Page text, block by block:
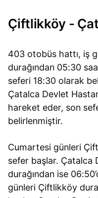
Çiftlikköy -
403 otobüs hattı, iş
durağından 05:30
seferi 18:30 olarak
Çatalca Devlet
hareket eder, son
belirlenmiştir.
Cumartesi günleri
sefer başlar. Çatalca
durağından ise
günleri Çiftlikköy